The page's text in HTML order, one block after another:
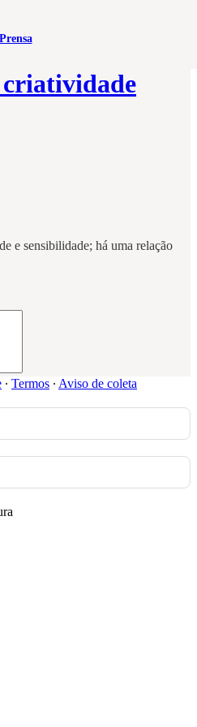
Prensa
e sensibilidade; há uma relação
∙ Termos ∙ Aviso de coleta